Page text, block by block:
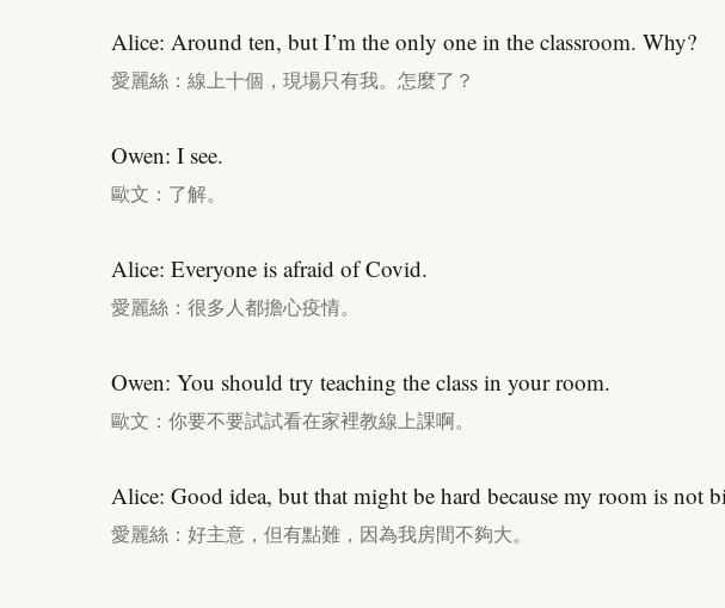
Alice: Around ten, but I’m the only one in the classroom. Why?
愛麗絲：線上十個，現場只有我。怎麼了？
Owen: I see.
歐文：了解。
Alice: Everyone is afraid of Covid.
愛麗絲：很多人都擔心疫情。
Owen: You should try teaching the class in your room.
歐文：你要不要試試看在家裡教線上課啊。
Alice: Good idea, but that might be hard because my room is not
愛麗絲：好主意，但有點難，因為我房間不夠大。